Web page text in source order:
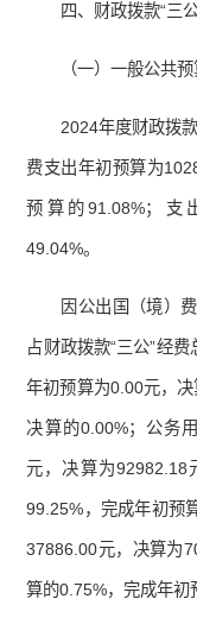
四、财政拨款“三
（一）一般公共
2024年度财政拨
费支出年初预算为
预算的91.08%；支
49.04%。
因公出国（境）
占财政拨款“三公”经
年初预算为0.00元，
决算的0.00%；公务
元，决算为92982.18
99.25%，完成年初预
37886.00元，决算为
算的0.75%，完成年初